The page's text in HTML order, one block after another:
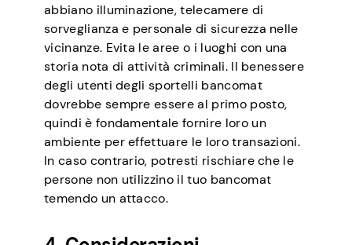
abbiano illuminazione, telecamere di
sorveglianza e personale di sicurezza nelle
vicinanze. Evita le aree o i luoghi con una
storia nota di attività criminali. Il benessere
degli utenti degli sportelli bancomat
dovrebbe sempre essere al primo posto,
quindi è fondamentale fornire loro un
ambiente per effettuare le loro transazioni.
In caso contrario, potresti rischiare che le
persone non utilizzino il tuo bancomat
temendo un attacco.